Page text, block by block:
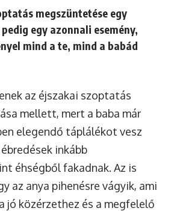
megszüntetése egy
egy azonnali esemény,
mind a te, mind a babád
az éjszakai szoptatás
mellett, mert a baba már
elegendő táplálékot vesz
inkább
éhségből fakadnak. Az is
az anya pihenésre vágyik, ami
jó közérzethez és a megfelelő